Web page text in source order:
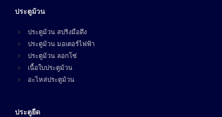
ประตูม้วน
ประตูม้วน สปริงมือดึง
ประตูม้วน มอเตอร์ไฟฟ้า
ประตูม้วน ลอกโซ่
เนื้อใบประตูม้วน
อะไหล่ประตูม้วน
ประตูยืด